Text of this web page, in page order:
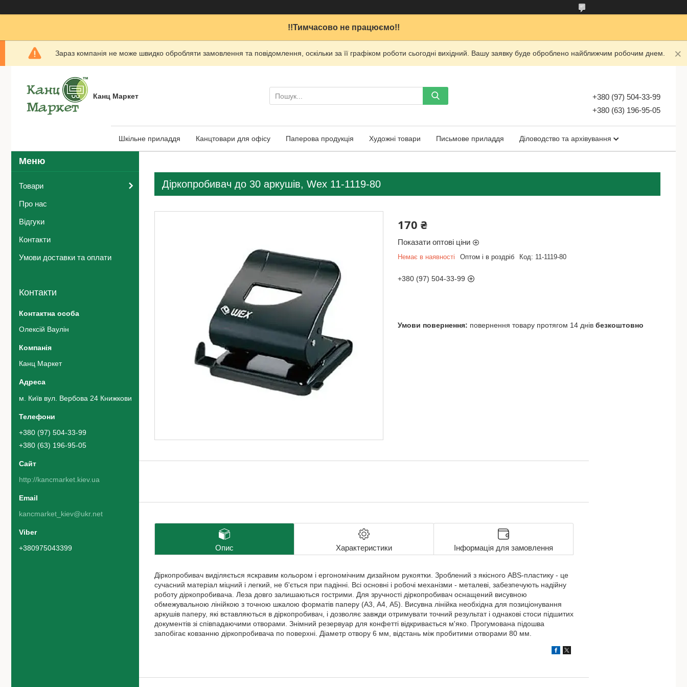
!!Тимчасово не працюємо!!
Зараз компанія не може швидко обробляти замовлення та повідомлення, оскільки за її графіком роботи сьогодні вихідний. Вашу заявку буде оброблено найближчим робочим днем.
Канц Маркет
+380 (97) 504-33-99
+380 (63) 196-95-05
Шкільне приладдя Канцтовари для офісу Паперова продукція Художні товари Письмове приладдя Діловодство та архівування
Діркопробивач до 30 аркушів, Wex 11-1119-80
170 ₴
Показати оптові ціни
Немає в наявності Оптом і в роздріб Код: 11-1119-80
+380 (97) 504-33-99
повернення товару протягом 14 днів безкоштовно
Опис Характеристики Інформація для замовлення
Діркопробивач виділяється яскравим кольором і ергономічним дизайном рукоятки. Зроблений з якісного ABS-пластику - це
сучасний матеріал міцний і легкий, не б'ється при падінні. Всі основні і робочі механізми - металеві, забезпечують надійну
роботу діркопробивача. Леза довго залишаються гострими. Для зручності діркопробивач оснащений висувною
обмежувальною лінійкою з точною шкалою форматів паперу (А3, А4, А5). Висувна лінійка необхідна для позиціонування
аркушів паперу, які вставляються в діркопробивач, і дозволяє завжди отримувати точний результат і однакові стоси підшитих
документів зі співпадаючими отворами. Знімний резервуар для конфетті відкривається м'яко. Прогумована підошва
запобігає ковзанню діркопробивача по поверхні. Діаметр отвору 6 мм, відстань між пробитими отворами 80 мм.
Товари
Про нас
Відгуки
Контакти
Умови доставки та оплати
Контакти
Олексій Ваулін
Канц Маркет
м. Київ вул. Вербова 24 Книжковий ринок 42 ряд 5 місце, Київ, Україна
+380 (97) 504-33-99
+380 (63) 196-95-05
http://kancmarket.kiev.ua
kancmarket_kiev@ukr.net
+380975043399